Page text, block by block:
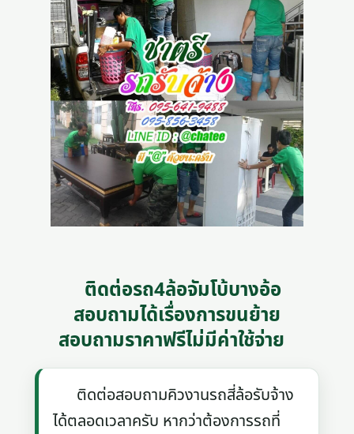
ติดต่อรถ4ล้อจัมโบ้บางอ้อ
สอบถามได้เรื่องการขนย้าย
สอบถามราคาฟรีไม่มีค่าใช้จ่าย
ติดต่อสอบถามคิวงานรถสี่ล้อรับจ้าง
ได้ตลอดเวลาครับ หากว่าต้องการรถที่